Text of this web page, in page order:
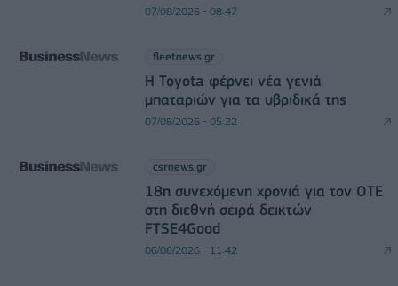
07/08/2026 - 08:47
fleetnews.gr
Η Toyota φέρνει νέα γενιά
μπαταριών για τα υβριδικά της
07/08/2026 - 05:22
csrnews.gr
18η συνεχόμενη χρονιά για τον ΟΤΕ
στη διεθνή σειρά δεικτών
FTSE4Good
06/08/2026 - 11:42